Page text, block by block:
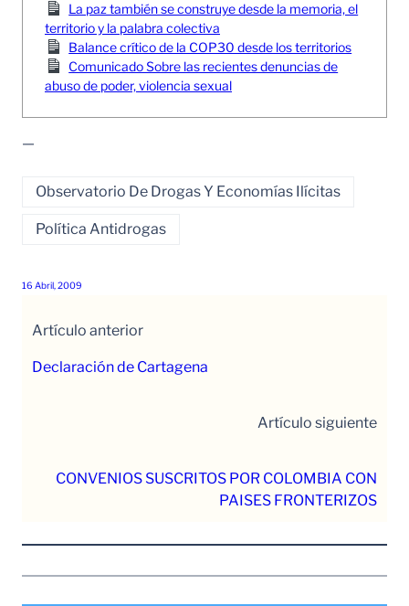
La paz también se construye desde la memoria, el
territorio y la palabra colectiva
Balance crítico de la COP30 desde los territorios
Comunicado Sobre las recientes denuncias de
abuso de poder, violencia sexual
—
Observatorio De Drogas Y Economías Ilícitas
Política Antidrogas
16 Abril, 2009
Artículo anterior
Declaración de Cartagena
Artículo siguiente
CONVENIOS SUSCRITOS POR COLOMBIA CON
PAISES FRONTERIZOS